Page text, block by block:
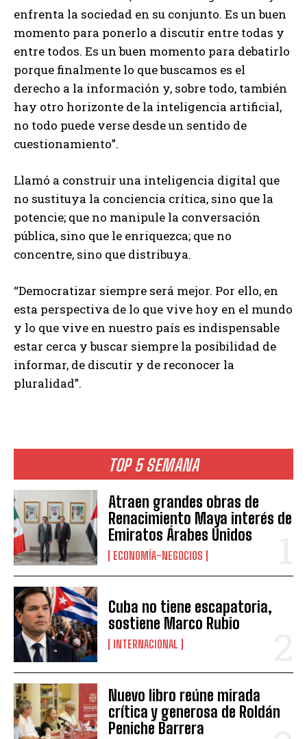
TOP 5 SEMANA
Atraen grandes obras de
Renacimiento Maya interés de
Emiratos Árabes Unidos
ECONOMÍA-NEGOCIOS
Cuba no tiene escapatoria,
sostiene Marco Rubio
INTERNACIONAL
Nuevo libro reúne mirada
crítica y generosa de Roldán
Peniche Barrera
enfrenta la sociedad en su conjunto. Es un buen
momento para ponerlo a discutir entre todas y
entre todos. Es un buen momento para debatirlo
porque finalmente lo que buscamos es el
derecho a la información y, sobre todo, también
hay otro horizonte de la inteligencia artificial,
no todo puede verse desde un sentido de
cuestionamiento”.
Llamó a construir una inteligencia digital que
no sustituya la conciencia crítica, sino que la
potencie; que no manipule la conversación
pública, sino que le enriquezca; que no
concentre, sino que distribuya.
“Democratizar siempre será mejor. Por ello, en
esta perspectiva de lo que vive hoy en el mundo
y lo que vive en nuestro país es indispensable
estar cerca y buscar siempre la posibilidad de
informar, de discutir y de reconocer la
pluralidad”.